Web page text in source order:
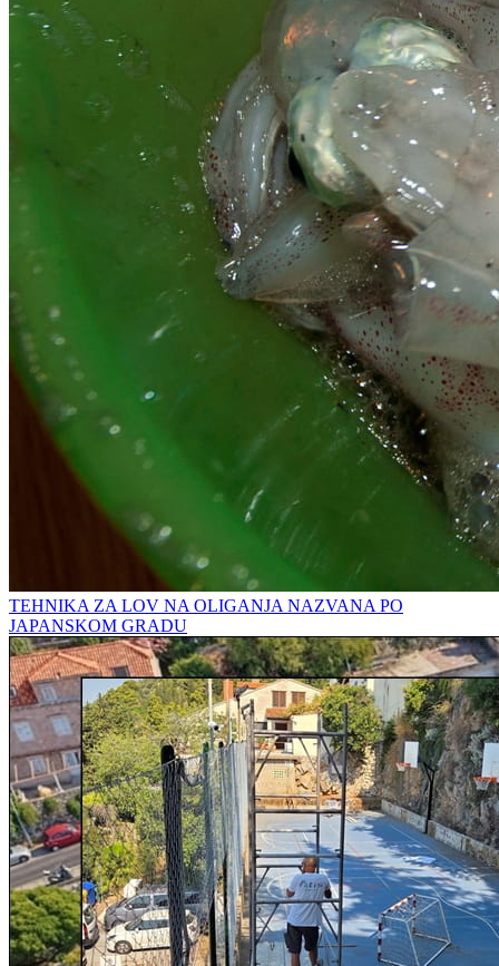
TEHNIKA ZA LOV NA OLIGANJA NAZVANA PO
JAPANSKOM GRADU